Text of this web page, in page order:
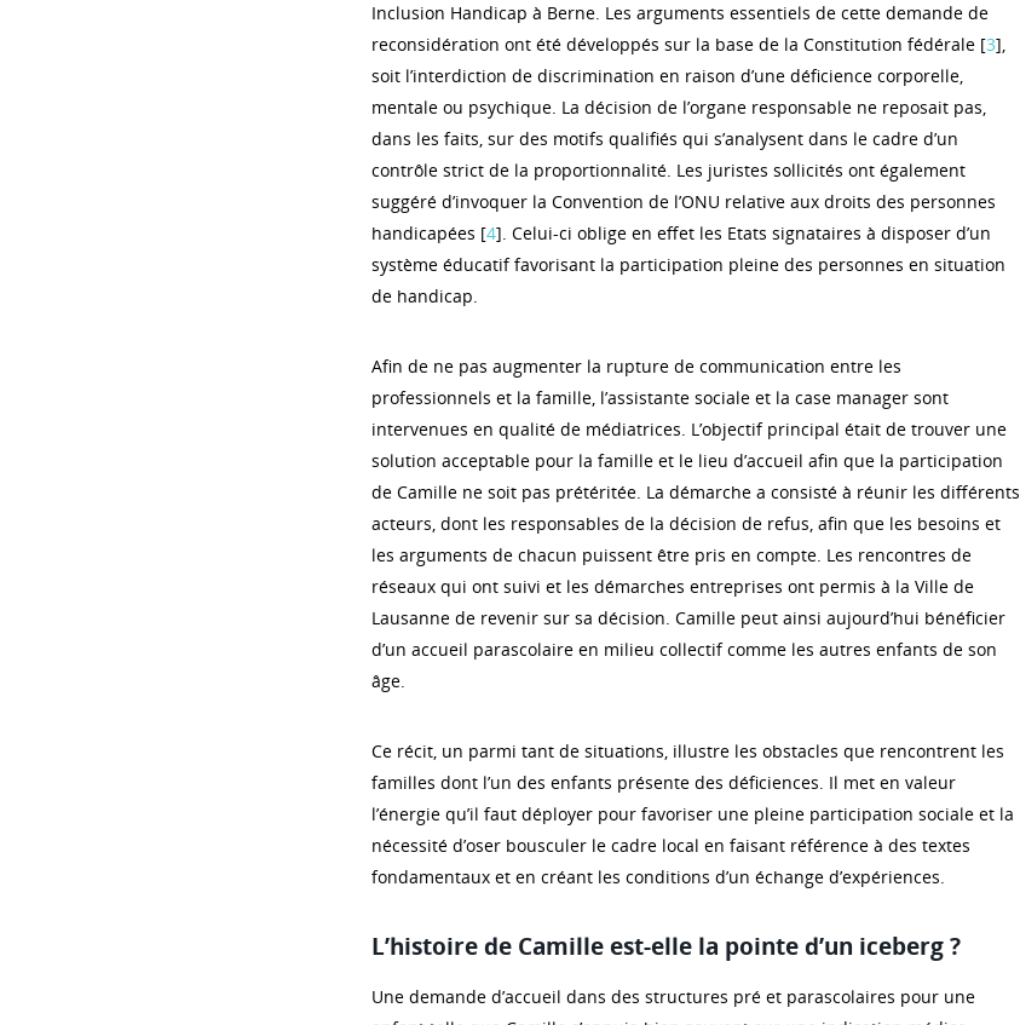
Inclusion Handicap à Berne. Les arguments essentiels de cette demande de
reconsidération ont été développés sur la base de la Constitution fédérale [3],
soit l’interdiction de discrimination en raison d’une déficience corporelle,
mentale ou psychique. La décision de l’organe responsable ne reposait pas,
dans les faits, sur des motifs qualifiés qui s’analysent dans le cadre d’un
contrôle strict de la proportionnalité. Les juristes sollicités ont également
suggéré d’invoquer la Convention de l’ONU relative aux droits des personnes
handicapées [4]. Celui-ci oblige en effet les Etats signataires à disposer d’un
système éducatif favorisant la participation pleine des personnes en situation
de handicap.
Afin de ne pas augmenter la rupture de communication entre les
professionnels et la famille, l’assistante sociale et la case manager sont
intervenues en qualité de médiatrices. L’objectif principal était de trouver une
solution acceptable pour la famille et le lieu d’accueil afin que la participation
de Camille ne soit pas prétéritée. La démarche a consisté à réunir les différents
acteurs, dont les responsables de la décision de refus, afin que les besoins et
les arguments de chacun puissent être pris en compte. Les rencontres de
réseaux qui ont suivi et les démarches entreprises ont permis à la Ville de
Lausanne de revenir sur sa décision. Camille peut ainsi aujourd’hui bénéficier
d’un accueil parascolaire en milieu collectif comme les autres enfants de son
âge.
Ce récit, un parmi tant de situations, illustre les obstacles que rencontrent les
familles dont l’un des enfants présente des déficiences. Il met en valeur
l’énergie qu’il faut déployer pour favoriser une pleine participation sociale et la
nécessité d’oser bousculer le cadre local en faisant référence à des textes
fondamentaux et en créant les conditions d’un échange d’expériences.
L’histoire de Camille est-elle la pointe d’un iceberg ?
Une demande d’accueil dans des structures pré et parascolaires pour une